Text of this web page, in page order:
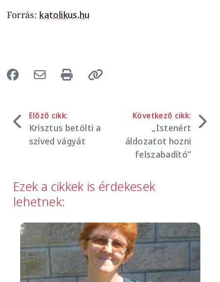
Forrás: katolikus.hu
Előző cikk:
Krisztus betölti a
szíved vágyát
Következő cikk:
„Istenért
áldozatot hozni
felszabadító”
Ezek a cikkek is érdekesek
lehetnek:
Image